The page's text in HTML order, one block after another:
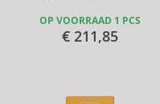
OP VOORRAAD 1 PCS
€ 211,85